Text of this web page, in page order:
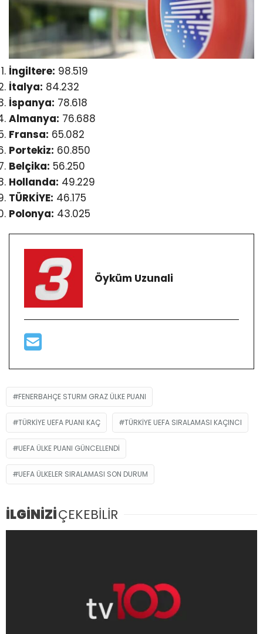
İngiltere: 98.519
İtalya: 84.232
İspanya: 78.618
Almanya: 76.688
Fransa: 65.082
Portekiz: 60.850
Belçika: 56.250
Hollanda: 49.229
TÜRKİYE: 46.175
Polonya: 43.025
Öyküm Uzunali
FENERBAHÇE STURM GRAZ ÜLKE PUANI
TÜRKIYE UEFA PUANI KAÇ TÜRKIYE UEFA SIRALAMASI KAÇINCI
UEFA ÜLKE PUANI GÜNCELLENDI
UEFA ÜLKELER SIRALAMASI SON DURUM
İLGİNİZİÇEKEBİLİR